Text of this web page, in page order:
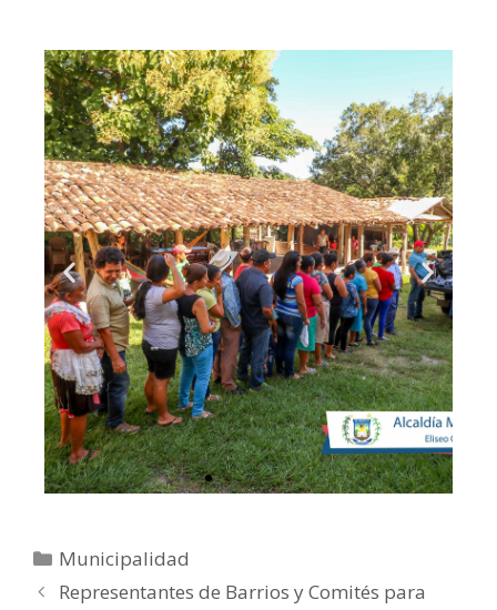
Municipalidad
Representantes de Barrios y Comités para